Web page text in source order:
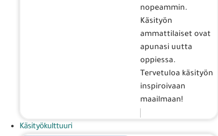
nopeammin.
Käsityön
ammattilaiset ovat
apunasi uutta
oppiessa.
Tervetuloa käsityön
inspiroivaan
maailmaan!
Käsityökulttuuri